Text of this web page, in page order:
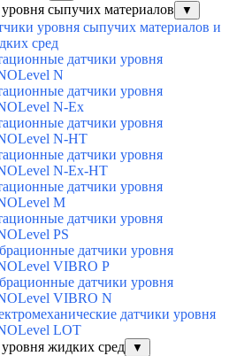
сыпучих материалов ▼
уровня сыпучих материалов и
сред
датчики уровня
N
датчики уровня
N-Ex
датчики уровня
N-HT
датчики уровня
N-Ex-HT
датчики уровня
M
датчики уровня
PS
датчики уровня
VIBRO P
датчики уровня
VIBRO N
датчики уровня
LOT
жидких сред
▼